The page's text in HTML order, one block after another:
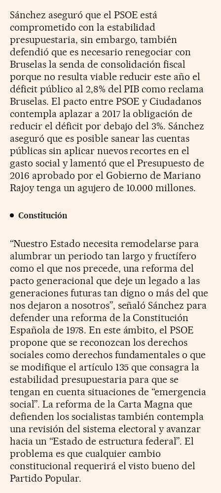
Sánchez aseguró que el PSOE está
comprometido con la estabilidad
presupuestaria, sin embargo, también
defendió que es necesario renegociar con
Bruselas la senda de consolidación fiscal
porque no resulta viable reducir este año el
déficit público al 2,8% del PIB como reclama
Bruselas. El pacto entre PSOE y Ciudadanos
contempla aplazar a 2017 la obligación de
reducir el déficit por debajo del 3%. Sánchez
aseguró que es posible sanear las cuentas
públicas sin aplicar nuevos recortes en el
gasto social y lamentó que el Presupuesto de
2016 aprobado por el Gobierno de Mariano
Rajoy tenga un agujero de 10.000 millones.
Constitución
“Nuestro Estado necesita remodelarse para
alumbrar un periodo tan largo y fructífero
como el que nos precede, una reforma del
pacto generacional que deje un legado a las
generaciones futuras tan digno o más del que
nos dejaron a nosotros”, señaló Sánchez para
defender una reforma de la Constitución
Española de 1978. En este ámbito, el PSOE
propone que se reconozcan los derechos
sociales como derechos fundamentales o que
se modifique el artículo 135 que consagra la
estabilidad presupuestaria para que se
tengan en cuenta situaciones de “emergencia
social”. La reforma de la Carta Magna que
defienden los socialistas también contempla
una revisión del sistema electoral y avanzar
hacia un “Estado de estructura federal”. El
problema es que cualquier cambio
constitucional requerirá el visto bueno del
Partido Popular.